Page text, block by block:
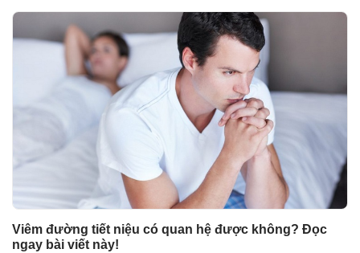
Viêm đường tiết niệu có quan hệ được không? Đọc
ngay bài viết này!